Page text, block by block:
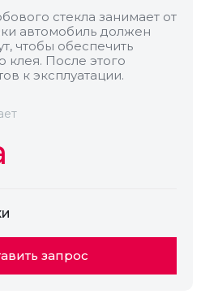
стекла занимает от
автомобиль должен
чтобы обеспечить
клея. После этого
к эксплуатации.
запрос